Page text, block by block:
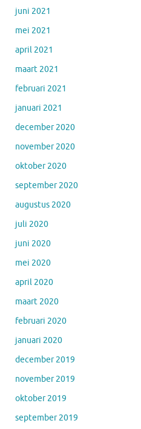
juni 2021
mei 2021
april 2021
maart 2021
februari 2021
januari 2021
december 2020
november 2020
oktober 2020
september 2020
augustus 2020
juli 2020
juni 2020
mei 2020
april 2020
maart 2020
februari 2020
januari 2020
december 2019
november 2019
oktober 2019
september 2019